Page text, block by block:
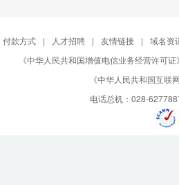
付款方式 | 人才招聘 | 友情链接 |
域名资
《中华人民共和国增值电信业务经营许可
《中华人民共和国互
电话总机：028-